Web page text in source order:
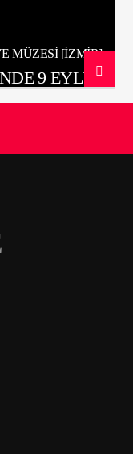
MÜZESI [İZMIR]
9 EYLÜL